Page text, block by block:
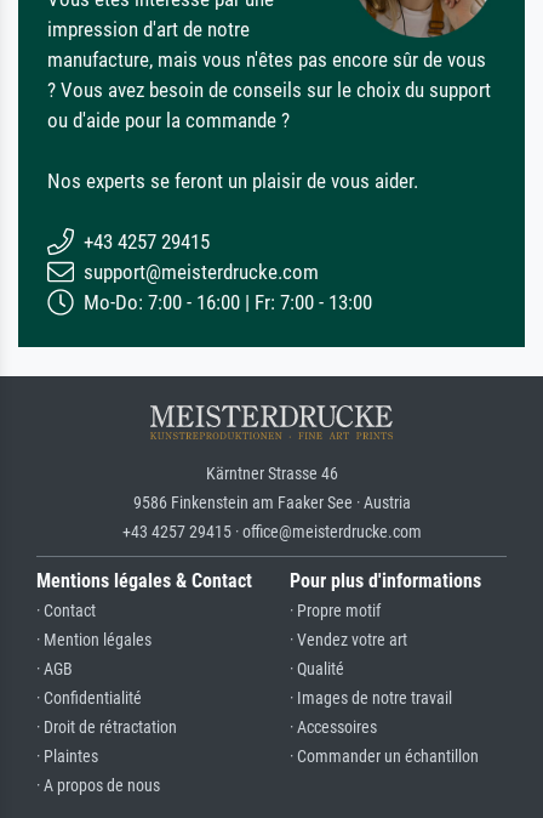
impression d'art de notre
manufacture, mais vous n'êtes pas encore sûr de vous
? Vous avez besoin de conseils sur le choix du support
ou d'aide pour la commande ?
Nos experts se feront un plaisir de vous aider.
+43 4257 29415
support@meisterdrucke.com
Mo-Do: 7:00 - 16:00 | Fr: 7:00 - 13:00
Kärntner Strasse 46
9586 Finkenstein am Faaker See · Austria
+43 4257 29415 · office@meisterdrucke.com
Mentions légales & Contact
· Contact
· Mention légales
· AGB
· Confidentialité
· Droit de rétractation
· Plaintes
· A propos de nous
Pour plus d'informations
· Propre motif
· Vendez votre art
· Qualité
· Images de notre travail
· Accessoires
· Commander un échantillon